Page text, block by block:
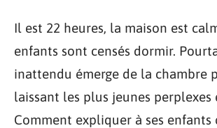
Il est 22 heures, la maison est
enfants sont censés dormir.
inattendu émerge de la chambre
laissant les plus jeunes perplexes
Comment expliquer à ses enfants